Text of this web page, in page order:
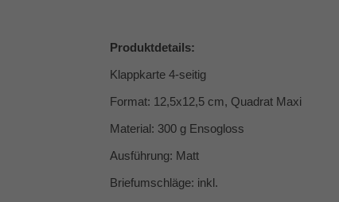
Produktdetails:
Klappkarte 4-seitig
Format: 12,5x12,5 cm, Quadrat Maxi
Material: 300 g Ensogloss
Ausführung: Matt
Briefumschläge: inkl.